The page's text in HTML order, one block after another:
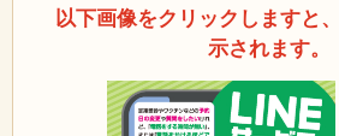
以下画像をクリックしますと
示されます。